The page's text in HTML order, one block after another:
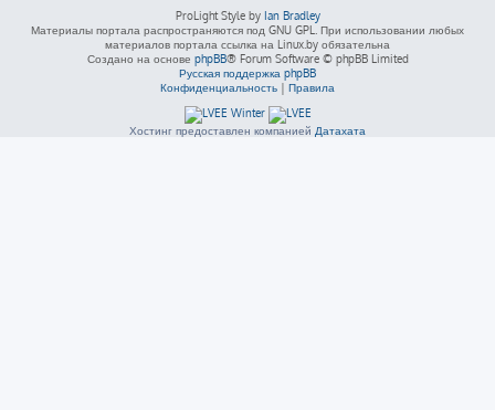
ProLight Style by Ian Bradley
Материалы портала распространяются под GNU GPL. При использовании любых
материалов портала ссылка на Linux.by обязательна
Создано на основе phpBB® Forum Software © phpBB Limited
Русская поддержка phpBB
Конфиденциальность | Правила
Хостинг предоставлен компанией Датахата